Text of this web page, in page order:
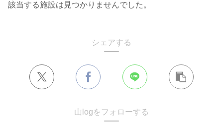
該当する施設は見つかりませんでした。
シェアする
山logをフォローする